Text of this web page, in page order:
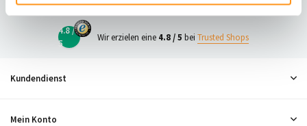
4.8 /
5
Wir erzielen eine 4.8 / 5 bei Trusted Shops
Kundendienst
Mein Konto